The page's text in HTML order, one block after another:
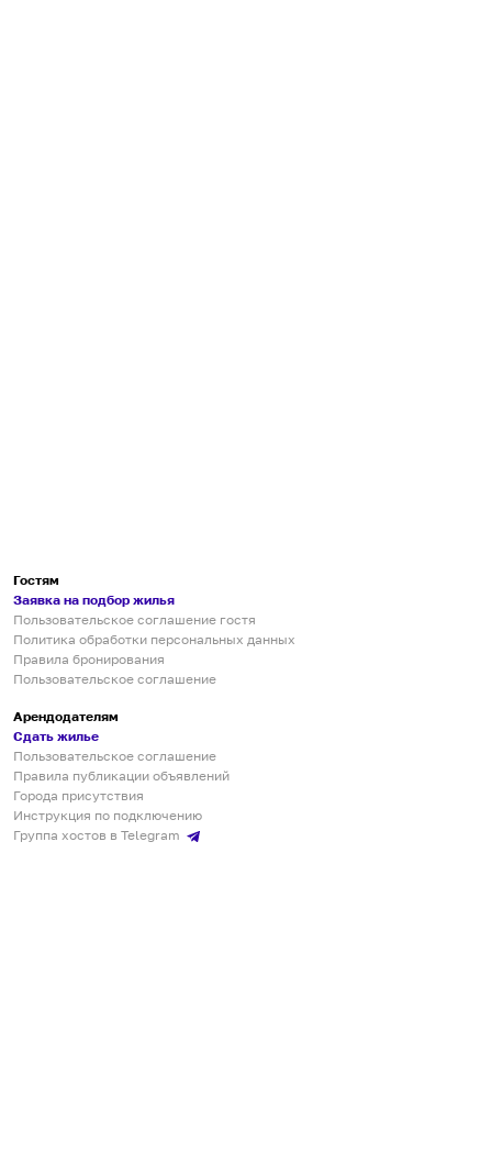
Гостям
Заявка на подбор жилья
Пользовательское соглашение гостя
Политика обработки персональных данных
Правила бронирования
Пользовательское соглашение
Арендодателям
Сдать жилье
Пользовательское соглашение
Правила публикации объявлений
Города присутствия
Инструкция по подключению
Группа хостов в Telegram